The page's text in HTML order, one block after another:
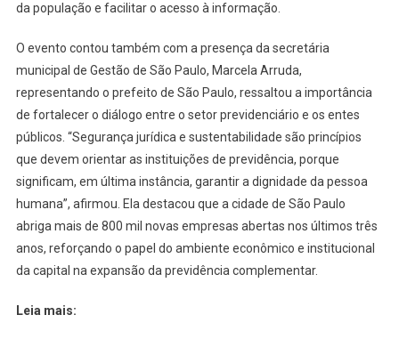
da população e facilitar o acesso à informação.
O evento contou também com a presença da secretária
municipal de Gestão de São Paulo, Marcela Arruda,
representando o prefeito de São Paulo, ressaltou a importância
de fortalecer o diálogo entre o setor previdenciário e os entes
públicos. “Segurança jurídica e sustentabilidade são princípios
que devem orientar as instituições de previdência, porque
significam, em última instância, garantir a dignidade da pessoa
humana”, afirmou. Ela destacou que a cidade de São Paulo
abriga mais de 800 mil novas empresas abertas nos últimos três
anos, reforçando o papel do ambiente econômico e institucional
da capital na expansão da previdência complementar.
Leia mais: